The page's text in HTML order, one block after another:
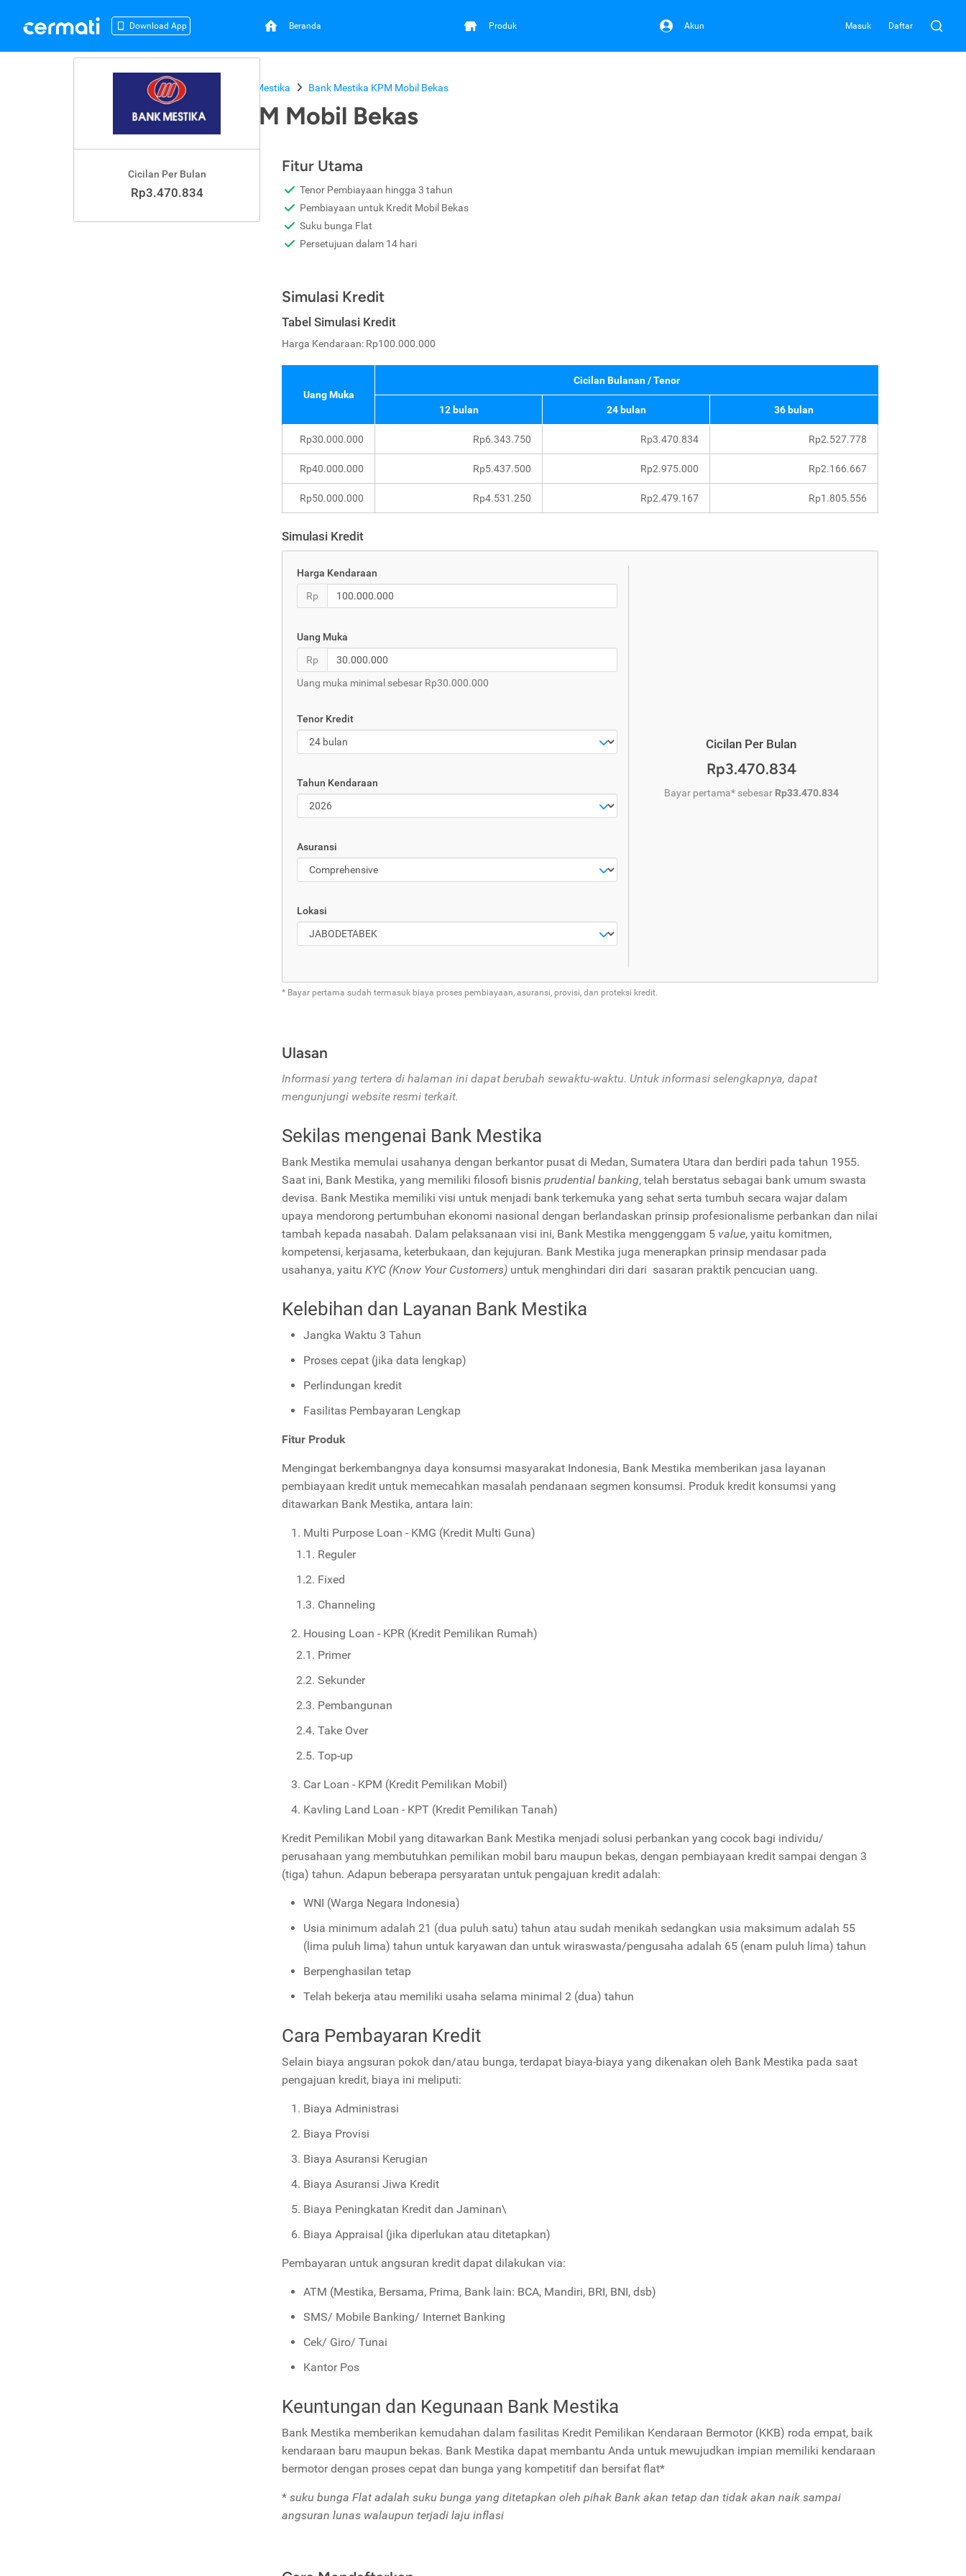
Download App Beranda Produk Akun Masuk Daftar
Kredit Mobil Bekas Bank Mestika Bank Mestika KPM Mobil Bekas
Bank Mestika KPM Mobil Bekas
Cicilan Per Bulan
Rp3.470.834
Fitur Utama
Tenor Pembiayaan hingga 3 tahun
Pembiayaan untuk Kredit Mobil Bekas
Suku bunga Flat
Persetujuan dalam 14 hari
Simulasi Kredit
Tabel Simulasi Kredit
Harga Kendaraan: Rp100.000.000
Uang Muka
Rp30.000.000
Rp40.000.000
Rp50.000.000
Cicilan Bulanan / Tenor
12 bulan 24 bulan 36 bulan
Rp6.343.750 Rp3.470.834 Rp2.527.778
Rp5.437.500 Rp2.975.000 Rp2.166.667
Rp4.531.250 Rp2.479.167 Rp1.805.556
Simulasi Kredit
Harga Kendaraan
Rp
Uang Muka
Rp
Uang muka minimal sebesar Rp30.000.000
Tenor Kredit
Tahun Kendaraan
Asuransi
Lokasi
Cicilan Per Bulan
Rp3.470.834
Bayar pertama* sebesar Rp33.470.834
* Bayar pertama sudah termasuk biaya proses pembiayaan, asuransi, provisi, dan proteksi kredit.
Ulasan
Informasi yang tertera di halaman ini dapat berubah sewaktu-waktu. Untuk informasi selengkapnya, dapat
mengunjungi website resmi terkait.
Sekilas mengenai Bank Mestika
Bank Mestika memulai usahanya dengan berkantor pusat di Medan, Sumatera Utara dan berdiri pada tahun 1955.
Saat ini, Bank Mestika, yang memiliki filosofi bisnis prudential banking, telah berstatus sebagai bank umum swasta
devisa. Bank Mestika memiliki visi untuk menjadi bank terkemuka yang sehat serta tumbuh secara wajar dalam
upaya mendorong pertumbuhan ekonomi nasional dengan berlandaskan prinsip profesionalisme perbankan dan nilai
tambah kepada nasabah. Dalam pelaksanaan visi ini, Bank Mestika menggenggam 5 value, yaitu komitmen,
kompetensi, kerjasama, keterbukaan, dan kejujuran. Bank Mestika juga menerapkan prinsip mendasar pada
usahanya, yaitu KYC (Know Your Customers) untuk menghindari diri dari sasaran praktik pencucian uang.
Kelebihan dan Layanan Bank Mestika
Jangka Waktu 3 Tahun
Proses cepat (jika data lengkap)
Perlindungan kredit
Fasilitas Pembayaran Lengkap
Fitur Produk
Mengingat berkembangnya daya konsumsi masyarakat Indonesia, Bank Mestika memberikan jasa layanan
pembiayaan kredit untuk memecahkan masalah pendanaan segmen konsumsi. Produk kredit konsumsi yang
ditawarkan Bank Mestika, antara lain:
Multi Purpose Loan - KMG (Kredit Multi Guna)
Reguler
Fixed
Channeling
Housing Loan - KPR (Kredit Pemilikan Rumah)
Primer
Sekunder
Pembangunan
Take Over
Top-up
Car Loan - KPM (Kredit Pemilikan Mobil)
Kavling Land Loan - KPT (Kredit Pemilikan Tanah)
Kredit Pemilikan Mobil yang ditawarkan Bank Mestika menjadi solusi perbankan yang cocok bagi individu/
perusahaan yang membutuhkan pemilikan mobil baru maupun bekas, dengan pembiayaan kredit sampai dengan 3
(tiga) tahun. Adapun beberapa persyaratan untuk pengajuan kredit adalah:
WNI (Warga Negara Indonesia)
Usia minimum adalah 21 (dua puluh satu) tahun atau sudah menikah sedangkan usia maksimum adalah 55
(lima puluh lima) tahun untuk karyawan dan untuk wiraswasta/pengusaha adalah 65 (enam puluh lima) tahun
Berpenghasilan tetap
Telah bekerja atau memiliki usaha selama minimal 2 (dua) tahun
Cara Pembayaran Kredit
Selain biaya angsuran pokok dan/atau bunga, terdapat biaya-biaya yang dikenakan oleh Bank Mestika pada saat
pengajuan kredit, biaya ini meliputi:
Biaya Administrasi
Biaya Provisi
Biaya Asuransi Kerugian
Biaya Asuransi Jiwa Kredit
Biaya Peningkatan Kredit dan Jaminan\
Biaya Appraisal (jika diperlukan atau ditetapkan)
Pembayaran untuk angsuran kredit dapat dilakukan via:
ATM (Mestika, Bersama, Prima, Bank lain: BCA, Mandiri, BRI, BNI, dsb)
SMS/ Mobile Banking/ Internet Banking
Cek/ Giro/ Tunai
Kantor Pos
Keuntungan dan Kegunaan Bank Mestika
Bank Mestika memberikan kemudahan dalam fasilitas Kredit Pemilikan Kendaraan Bermotor (KKB) roda empat, baik
kendaraan baru maupun bekas. Bank Mestika dapat membantu Anda untuk mewujudkan impian memiliki kendaraan
bermotor dengan proses cepat dan bunga yang kompetitif dan bersifat flat*
* suku bunga Flat adalah suku bunga yang ditetapkan oleh pihak Bank akan tetap dan tidak akan naik sampai
angsuran lunas walaupun terjadi laju inflasi